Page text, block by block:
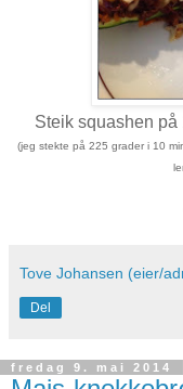
Steik squashen på
(jeg stekte på 225 grader i 10
Tove Johansen (eier/
Del
fredag 9. mai 2014